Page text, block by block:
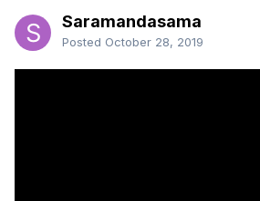
Saramandasama
Posted October 28, 2019